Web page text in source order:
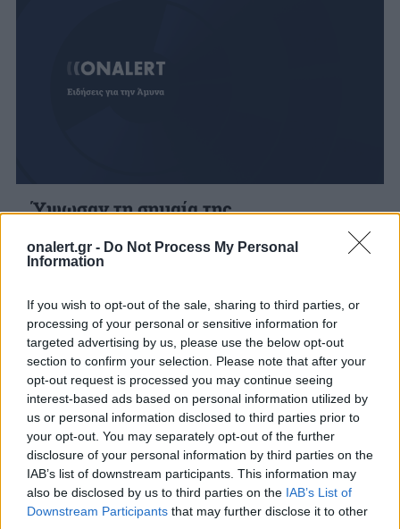
onalert.gr - Do Not Process My Personal
Information
If you wish to opt-out of the sale, sharing to third parties, or
processing of your personal or sensitive information for
targeted advertising by us, please use the below opt-out
section to confirm your selection. Please note that after your
opt-out request is processed you may continue seeing
interest-based ads based on personal information utilized by
us or personal information disclosed to third parties prior to
your opt-out. You may separately opt-out of the further
disclosure of your personal information by third parties on the
IAB’s list of downstream participants. This information may
also be disclosed by us to third parties on the IAB’s List of
Downstream Participants that may further disclose it to other
Ύψωσαν τη σημαία της
Χθες το πρωί μέλη και φίλοι της ΕΝ.Α (ένωση
αγανακτισμένων-αποφασισμένων Ελλήνων)
επανάστασης στο Λυκαβηττό. Η...
29 ΟΚΤ. 2011, 12:06